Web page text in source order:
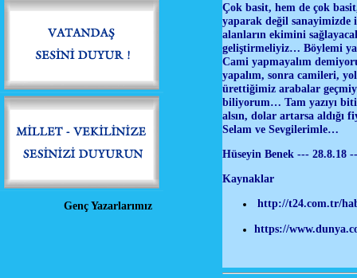
Genç Yazarlarımız
Çok basit, hem de çok
yaparak değil
alanların ekimini
geliştirmeliyiz… Böylemi
Cami yapmayalım
yapalım, sonra camileri,
ürettiğimiz arabalar
biliyorum… Tam yazıyı
alsın, dolar artarsa aldığı
Selam ve Sevgilerimle…
Hüseyin Benek ---
Kaynaklar
http://t24.com.tr/
https://